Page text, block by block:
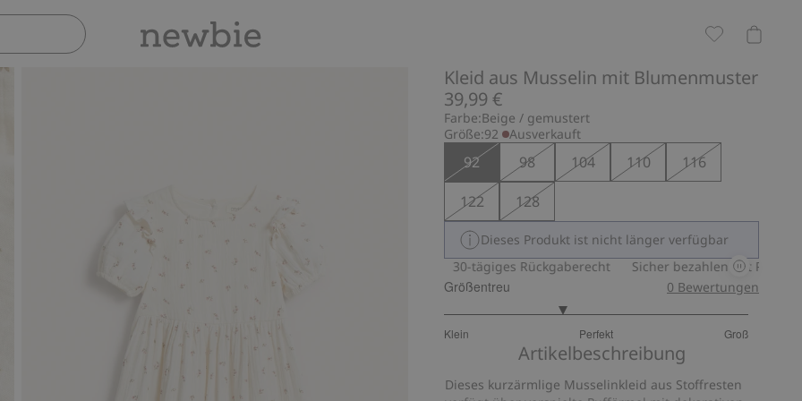
Kleid aus Musselin mit Blumenmuster
39,99 €
Farbe:Beige / gemustert
Größe:92 Ausverkauft
92 98 104 110
116
122
128
Dieses Produkt ist nicht länger verfügbar
Sicher bezahlen mit PayPal & Apple Pay
30-tägiges Rückgaberecht Sicher bezahlen mit PayPal &
Größentreu
Klein Perfekt Groß
von
9
0 Bewertungen
Artikelbeschreibung
Dieses kurzärmlige Musselinkleid aus Stoffresten